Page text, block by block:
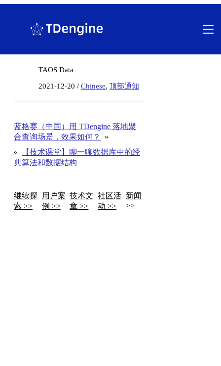
TAOS Data
2021-12-20 / Chinese, 顶部通知
蓝格赛（中国）用 TDengine 落地聚
合查询场景，效果如何？
»
«
【技术课堂】聊一聊数据库中的经
典算法和数据结构
继续探
索 >>
用户案
例 >>
技术文
章 >>
社区活
动 >>
新闻
>>